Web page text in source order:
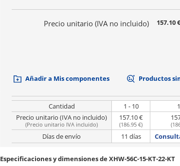
Precio unitario (IVA no incluido) 157.10 €
Añadir a Mis componentes Productos
Cantidad 1 - 10
Precio unitario (IVA no incluido)
(Precio unitario IVA incluido)
157.10 €
(186.95 €) (
Días de envío 11 días
Especificaciones y dimensiones de XHW-56C-15-KT-22-KT